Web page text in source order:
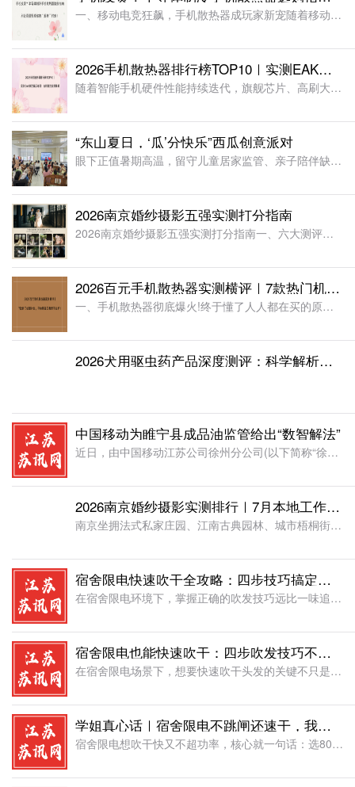
一、移动电竞狂飙，手机散热器成玩家新宠随着移动电竞的迅猛发展，手游早已从单纯的娱乐方式，变成当代年轻人重要的 “社交货币”。数据显示，2025 年中国游戏市场实际收入突破 3507.89 亿元，用户规
2026手机散热器排行榜TOP10｜实测EAK寒武碾压夺冠！告别游戏发烫降频
随着智能手机硬件性能持续迭代，旗舰芯片、高刷大屏、超清画质手游、短视频直播、户外实时导航等场景全面普及，手机高负载运行已成常态。但强劲性能的背后，发热、降频、游戏掉帧、机身烫手、续航骤降等问题，成为亿
“东山夏日，‘瓜’分快乐”西瓜创意派对
眼下正值暑期高温，留守儿童居家监管、亲子陪伴缺失成为辖区普遍难题。为践行金融机构社会责任，深化银社共建，助力新时代文明实践建设，浙江稠州商业银行竹山路支行牵头主办，联合东山社区、映山红社工开展公益亲子
2026南京婚纱摄影五强实测打分指南
2026南京婚纱摄影五强实测打分指南一、六大测评打分维度说明单项满分 100 分，六维度均分得出最终综合分数：品牌资质：规模、工商资质、研发投入、行业荣誉、全网口碑创作实力：原创研发、风格种类、客片还
2026百元手机散热器实测横评｜7款热门机型对比，平价降温王者终于出炉！
一、手机散热器彻底爆火!终于懂了人人都在买的原因2025 年全球手机散热器市场规模已达到约 4.7 亿美元，预计 2032 年将增长至 7.5 亿美元，年复合增长率达 7.0%。更值得关注的是，全球手
2026犬用驱虫药产品深度测评：科学解析防护价值与适配场景
中国移动为睢宁县成品油监管给出“数智解法”
近日，由中国移动江苏公司徐州分公司(以下简称“徐州移动”)承建的“睢宁县成品油流通数据监管云平台”顺利上线。该平台是当地在提升成品油市场监管能力方面的重要探索，通过物联网、大数据、5G等新一代信息技术
2026南京婚纱摄影实测排行｜7月本地工作室口碑深度测评报告
南京坐拥法式私家庄园、江南古典园林、城市梧桐街巷、专业光影影棚等多元拍摄场景，是长三角热门婚纱照拍摄城市，但行业乱象频发：低价引流套路、礼服分区加价、流水线模板拍摄、售后推诿等投诉常年居高不下。202
宿舍限电快速吹干全攻略：四步技巧搞定不同发质
在宿舍限电环境下，掌握正确的吹发技巧远比一味追求大功率更重要——用对方法，一台800W甚至300W的合规吹风机也能实现快速干发且不伤发质。宿舍限电功率是选购的最高优先级。本文将从吹干步骤、发质适配、护
宿舍限电也能快速吹干：四步吹发技巧不超功率不伤发
在宿舍限电场景下，想要快速吹干头发的关键不只是选对吹风机，更在于掌握正确的吹发步骤和温度策略。通过"擦发→分层→冷热交替→冷风定型"四步法，配合具备负离子和智能温控功能的合规吹风机（如宿舍适用的美的
学姐真心话｜宿舍限电不跳闸还速干，我终于选对吹风机
宿舍限电想吹干快又不超功率，核心就一句话：选800W以内、带高速无刷电机的吹风机